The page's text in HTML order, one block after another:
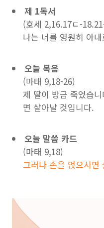
제 1독서
(호세 2,16.17ㄷ-
나는 너를 영원히 아
오늘 복음
(마태 9,18-26)
제 딸이 방금 죽었습
면 살아날 것입니다.
오늘 말씀 카드
(마태 9,18)
그러나 손을 얹으시면